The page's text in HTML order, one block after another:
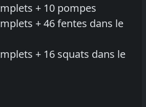
+ 10 pompes
+ 46 fentes dans le
+ 16 squats dans le